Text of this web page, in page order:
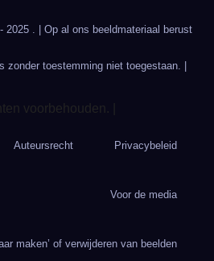
2025 . | Op al ons beeldmateriaal berust
zonder toestemming niet toegestaan. |
voorbehouden. |
Auteursrecht Privacybeleid
Voor de media
maken’ of verwijderen van beelden